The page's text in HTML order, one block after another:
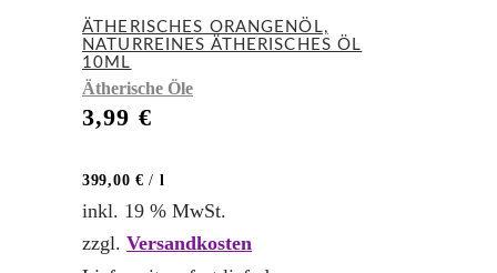
ÄTHERISCHES ORANGENÖL,
NATURREINES ÄTHERISCHES ÖL
10ML
Ätherische Öle
3,99 €
399,00 € / l
inkl. 19 % MwSt.
zzgl. Versandkosten